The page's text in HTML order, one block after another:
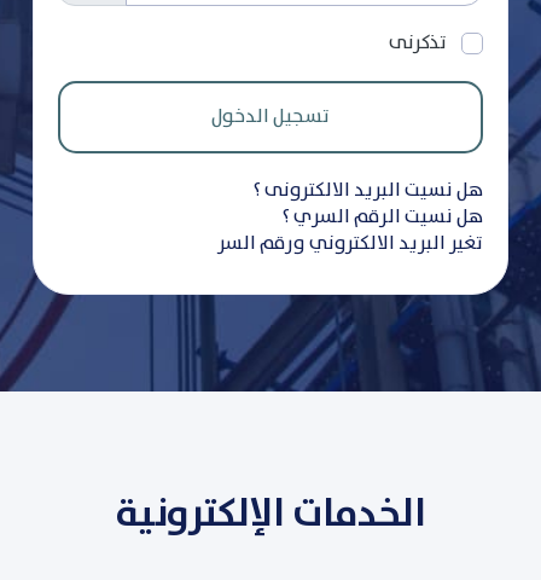
تذكرنى
هل نسيت البريد الالكترونى ؟
هل نسيت الرقم السري ؟
تغير البريد الالكتروني ورقم السر
الخدمات الإلكترونية